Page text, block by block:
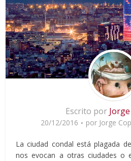
Escrito por
20/12/2016 por Jorge
La ciudad condal está plagada
nos evocan a otras ciudades o